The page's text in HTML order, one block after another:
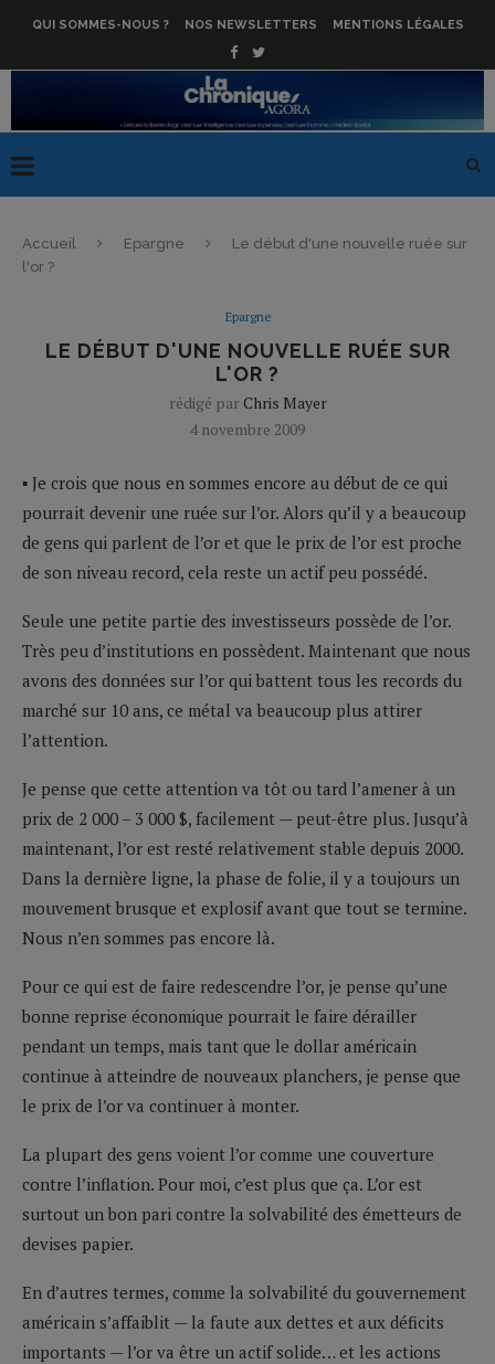
QUI SOMMES-NOUS ? NOS NEWSLETTERS MENTIONS LÉGALES
Accueil Epargne
Le début d'une nouvelle ruée sur
l'or ?
Epargne
LE DÉBUT D'UNE NOUVELLE RUÉE SUR
L'OR ?
rédigé parChris Mayer
4 novembre 2009
▪ Je crois que nous en sommes encore au début de ce qui
pourrait devenir une ruée sur l’or. Alors qu’il y a beaucoup
de gens qui parlent de l’or et que le prix de l’or est proche
de son niveau record, cela reste un actif peu possédé.
Seule une petite partie des investisseurs possède de l’or.
Très peu d’institutions en possèdent. Maintenant que nous
avons des données sur l’or qui battent tous les records du
marché sur 10 ans, ce métal va beaucoup plus attirer
l’attention.
Je pense que cette attention va tôt ou tard l’amener à un
prix de 2 000 – 3 000 $, facilement — peut-être plus. Jusqu’à
maintenant, l’or est resté relativement stable depuis 2000.
Dans la dernière ligne, la phase de folie, il y a toujours un
mouvement brusque et explosif avant que tout se termine.
Nous n’en sommes pas encore là.
Pour ce qui est de faire redescendre l’or, je pense qu’une
bonne reprise économique pourrait le faire dérailler
pendant un temps, mais tant que le dollar américain
continue à atteindre de nouveaux planchers, je pense que
le prix de l’or va continuer à monter.
La plupart des gens voient l’or comme une couverture
contre l’inflation. Pour moi, c’est plus que ça. L’or est
surtout un bon pari contre la solvabilité des émetteurs de
devises papier.
En d’autres termes, comme la solvabilité du gouvernement
américain s’affaiblit — la faute aux dettes et aux déficits
importants — l’or va être un actif solide… et les actions